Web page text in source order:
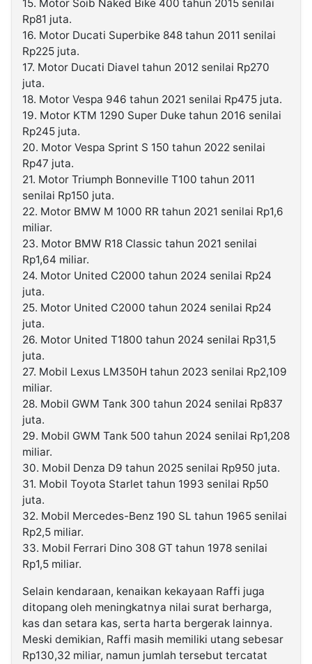
15. Motor Soib Naked Bike 400 tahun 2015 senilai
Rp81 juta.
16. Motor Ducati Superbike 848 tahun 2011 senilai
Rp225 juta.
17. Motor Ducati Diavel tahun 2012 senilai Rp270
juta.
18. Motor Vespa 946 tahun 2021 senilai Rp475 juta.
19. Motor KTM 1290 Super Duke tahun 2016 senilai
Rp245 juta.
20. Motor Vespa Sprint S 150 tahun 2022 senilai
Rp47 juta.
21. Motor Triumph Bonneville T100 tahun 2011
senilai Rp150 juta.
22. Motor BMW M 1000 RR tahun 2021 senilai Rp1,6
miliar.
23. Motor BMW R18 Classic tahun 2021 senilai
Rp1,64 miliar.
24. Motor United C2000 tahun 2024 senilai Rp24
juta.
25. Motor United C2000 tahun 2024 senilai Rp24
juta.
26. Motor United T1800 tahun 2024 senilai Rp31,5
juta.
27. Mobil Lexus LM350H tahun 2023 senilai Rp2,109
miliar.
28. Mobil GWM Tank 300 tahun 2024 senilai Rp837
juta.
29. Mobil GWM Tank 500 tahun 2024 senilai Rp1,208
miliar.
30. Mobil Denza D9 tahun 2025 senilai Rp950 juta.
31. Mobil Toyota Starlet tahun 1993 senilai Rp50
juta.
32. Mobil Mercedes-Benz 190 SL tahun 1965 senilai
Rp2,5 miliar.
33. Mobil Ferrari Dino 308 GT tahun 1978 senilai
Rp1,5 miliar.
Selain kendaraan, kenaikan kekayaan Raffi juga
ditopang oleh meningkatnya nilai surat berharga,
kas dan setara kas, serta harta bergerak lainnya.
Meski demikian, Raffi masih memiliki utang sebesar
Rp130,32 miliar, namun jumlah tersebut tercatat